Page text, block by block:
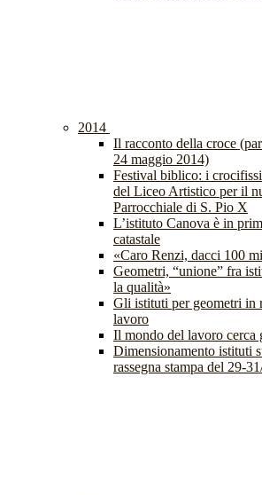
2014
Il racconto della croce
24 maggio 2014)
Festival biblico: i
del Liceo Artistico per il
Parrocchiale di S. Pio X
L’istituto Canova è in
catastale
«Caro Renzi, dacci 100
Geometri, “unione” fra
la qualità»
Gli istituti per geometri in
lavoro
Il mondo del lavoro cerca
Dimensionamento istituti
rassegna stampa del 29-